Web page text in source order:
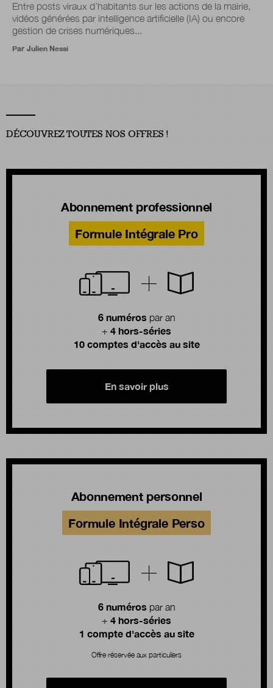
Entre posts viraux d’habitants sur les actions de la mairie,
vidéos générées par intelligence artificielle (IA) ou encore
gestion de crises numériques...
Par Julien Nessi
DÉCOUVREZ TOUTES NOS OFFRES !
Abonnement professionnel
Formule Intégrale Pro
6 numéros par an
+ 4 hors-séries
10 comptes d'accès au site
En savoir plus
Abonnement personnel
Formule Intégrale Perso
6 numérospar an
+ 4 hors-séries
1 compte d'accès au site
Offre réservée aux particuliers